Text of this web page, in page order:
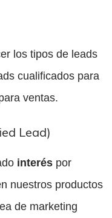
los tipos de leads
cualificados para
ventas.
Lead)
interés por
nuestros productos
de marketing